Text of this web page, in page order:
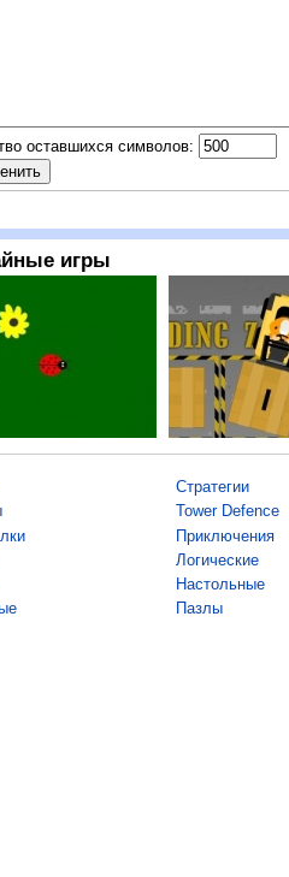
оставшихся символов:
игры
Стратегии
Tower Defence
Приключения
Логические
Настольные
Пазлы